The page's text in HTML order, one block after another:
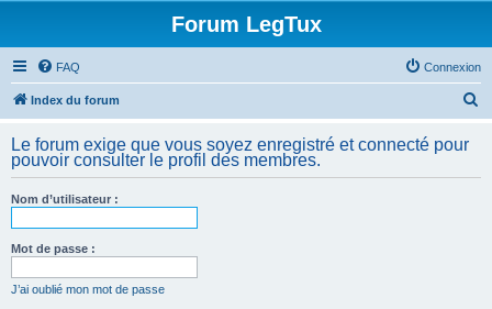
Forum LegTux
FAQ Connexion
Index du forum
h
Le forum exige que vous soyez enregistré et connecté pour
pouvoir consulter le profil des membres.
Nom d’utilisateur :
Mot de passe :
J’ai oublié mon mot de passe